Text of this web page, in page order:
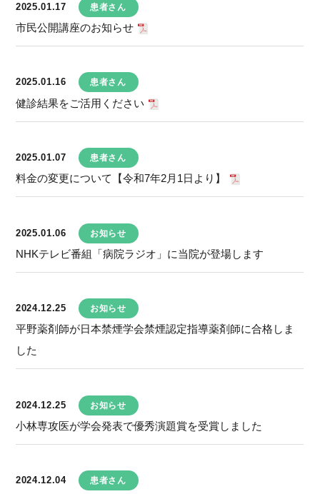
2025.01.17 患者さん
市民公開講座のお知らせ
2025.01.16 患者さん
健診結果をご活用ください
2025.01.07 患者さん
料金の変更について【令和7年2月1日より】
2025.01.06 お知らせ
NHKテレビ番組「病院ラジオ」に当院が登場します
2024.12.25 お知らせ
平野薬剤師が日本禁煙学会禁煙認定指導薬剤師に合格しま
した
2024.12.25 お知らせ
小林専攻医が学会発表で優秀演題賞を受賞しました
2024.12.04 患者さん